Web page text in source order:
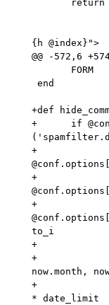
{h @index}">
@@ -572,6
+def
+      if
+
+
+
to_i
+
+
now.month,
+
* date_limit